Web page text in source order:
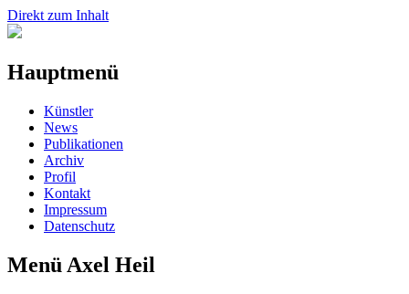
Direkt zum Inhalt
Hauptmenü
Künstler
News
Publikationen
Archiv
Profil
Kontakt
Impressum
Datenschutz
Menü Axel Heil